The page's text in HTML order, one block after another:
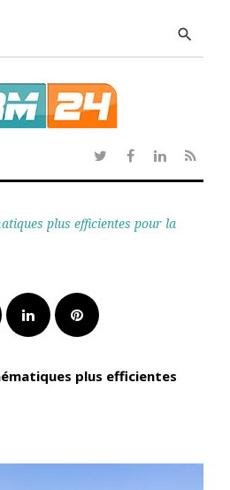
search
TwitterFacebook
Linkedin
RSS
plus efficientes pour la
LinkedInPinterest
plus efficientes